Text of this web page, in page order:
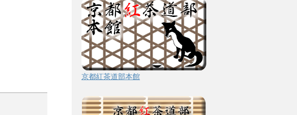
京都紅茶道部本館